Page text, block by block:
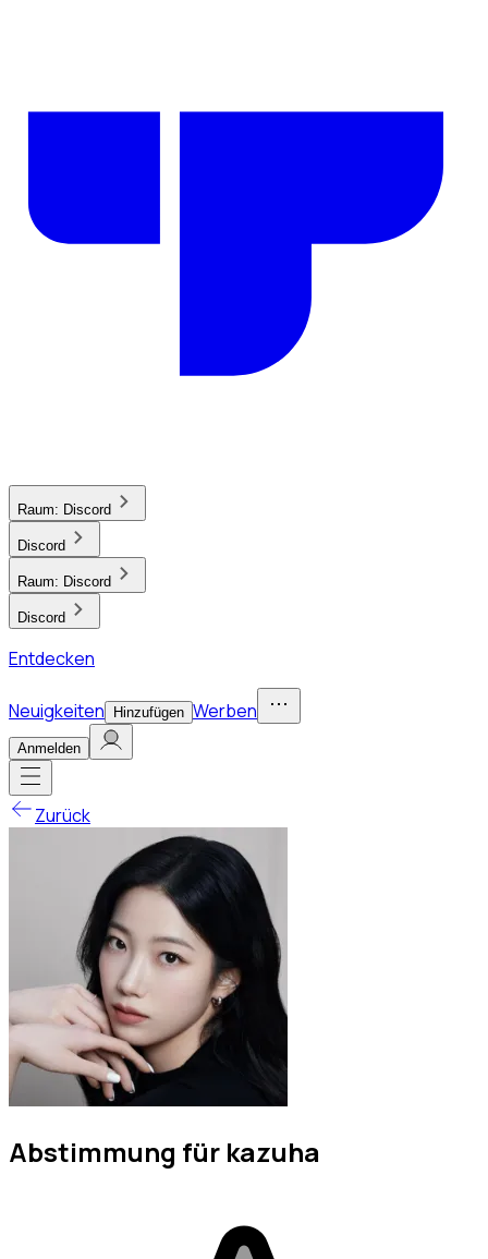
Raum: Discord
Discord
Raum: Discord
Discord
Entdecken
Neuigkeiten Hinzufügen Werben
Anmelden
Zurück
Abstimmung für kazuha